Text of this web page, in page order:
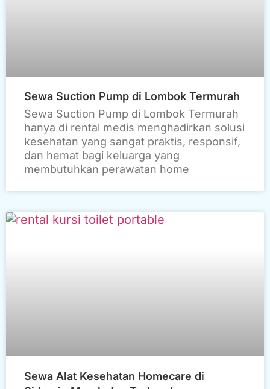
Sewa Suction Pump di Lombok Termurah
Sewa Suction Pump di Lombok Termurah
hanya di rental medis menghadirkan solusi
kesehatan yang sangat praktis, responsif,
dan hemat bagi keluarga yang
membutuhkan perawatan home
Sewa Alat Kesehatan Homecare di